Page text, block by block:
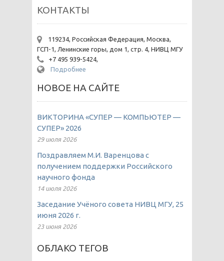
КОНТАКТЫ
119234, Российская Федерация, Москва,
ГСП-1, Ленинские горы, дом 1, стр. 4, НИВЦ МГУ
+7 495 939-5424,
Подробнее
НОВОЕ НА САЙТЕ
ВИКТОРИНА «СУПЕР — КОМПЬЮТЕР —
СУПЕР» 2026
29 июля 2026
Поздравляем М.И. Варенцова с
получением поддержки Российского
научного фонда
14 июля 2026
Заседание Учёного совета НИВЦ МГУ, 25
июня 2026 г.
23 июня 2026
ОБЛАКО ТЕГОВ